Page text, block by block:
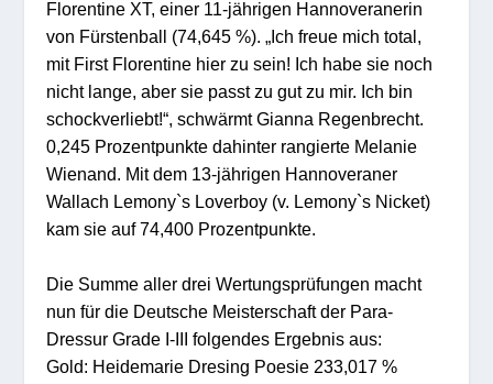
Florentine XT, einer 11-jährigen Hannoveranerin
von Fürstenball (74,645 %). „Ich freue mich total,
mit First Florentine hier zu sein! Ich habe sie noch
nicht lange, aber sie passt zu gut zu mir. Ich bin
schockverliebt!“, schwärmt Gianna Regenbrecht.
0,245 Prozentpunkte dahinter rangierte Melanie
Wienand. Mit dem 13-jährigen Hannoveraner
Wallach Lemony`s Loverboy (v. Lemony`s Nicket)
kam sie auf 74,400 Prozentpunkte.
Die Summe aller drei Wertungsprüfungen macht
nun für die Deutsche Meisterschaft der Para-
Dressur Grade I-III folgendes Ergebnis aus:
Gold: Heidemarie Dresing Poesie 233,017 %